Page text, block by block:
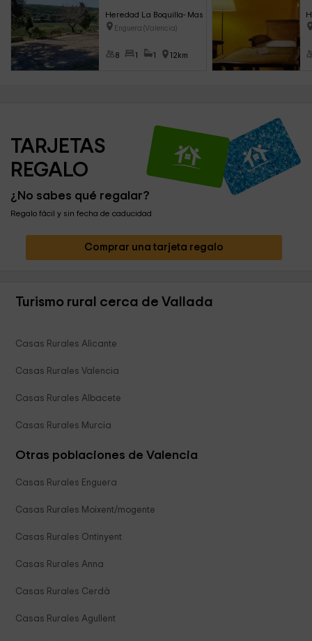
Heredad La Boquilla- Masía Boquilla
Enguera (Valencia)
8 1 1 12km
TARJETAS
REGALO
¿No sabes qué regalar?
Regalo fácil y sin fecha de caducidad
Comprar una tarjeta regalo
Turismo rural cerca de Vallada
Casas Rurales Alicante
Casas Rurales Valencia
Casas Rurales Albacete
Casas Rurales Murcia
Otras poblaciones de Valencia
Casas Rurales Enguera
Casas Rurales Moixent/mogente
Casas Rurales Ontinyent
Casas Rurales Anna
Casas Rurales Cerdà
Casas Rurales Agullent